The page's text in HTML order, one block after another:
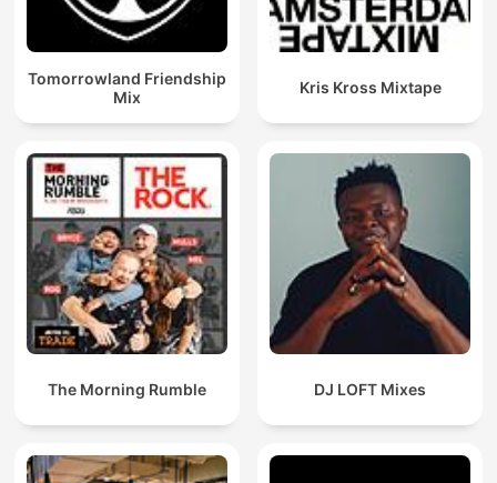
Tomorrowland Friendship
Mix
Kris Kross Mixtape
The Morning Rumble DJ LOFT Mixes